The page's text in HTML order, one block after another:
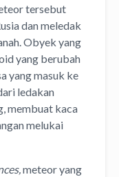
tersebut
dan meledak
Obyek yang
yang berubah
yang masuk ke
ledakan
membuat kaca
melukai
meteor yang